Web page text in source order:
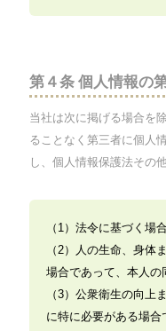
第４条 個人情報の
当社は次に掲げる場合を
ることなく第三者に個人
し、個人情報保護法その
（1）法令に基づく場
（2）人の生命、身体
場合であって、本人の
（3）公衆衛生の向上
に特に必要がある場